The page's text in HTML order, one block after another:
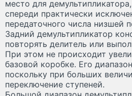
место для
спереди практически
передаточного числа низшей
Задний демультипликатор
повторять делитель или
При этом не происходит
базовой коробке. Его
поскольку при больших
переключение ступеней.